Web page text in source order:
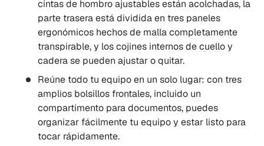
cintas de hombro ajustables están acolchadas, la
parte trasera está dividida en tres paneles
ergonómicos hechos de malla completamente
transpirable, y los cojines internos de cuello y
cadera se pueden ajustar o quitar.
Reúne todo tu equipo en un solo lugar: con tres
amplios bolsillos frontales, incluido un
compartimento para documentos, puedes
organizar fácilmente tu equipo y estar listo para
tocar rápidamente.